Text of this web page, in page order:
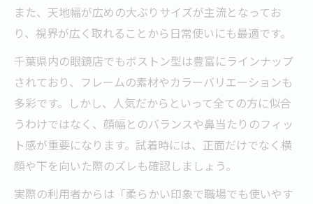
また、天地幅が広めの大ぶりサイズが主流となってお
り、視界が広く取れることから日常使いにも最適です。
千葉県内の眼鏡店でもボストン型は豊富にラインナップ
されており、フレームの素材やカラーバリエーションも
多彩です。しかし、人気だからといって全ての方に似合
うわけではなく、顔幅とのバランスや鼻当たりのフィッ
ト感が重要になります。試着時には、正面だけでなく横
顔や下を向いた際のズレも確認しましょう。
実際の利用者からは「柔らかい印象で職場でも使いやす